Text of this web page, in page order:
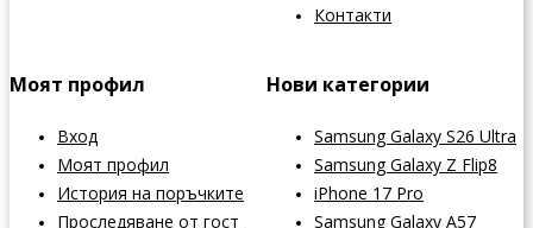
Контакти
Моят профил
Вход
Моят профил
История на поръчките
Проследяване от гост
Нови категории
Samsung Galaxy S26 Ultra
Samsung Galaxy Z Flip8
iPhone 17 Pro
Samsung Galaxy A57